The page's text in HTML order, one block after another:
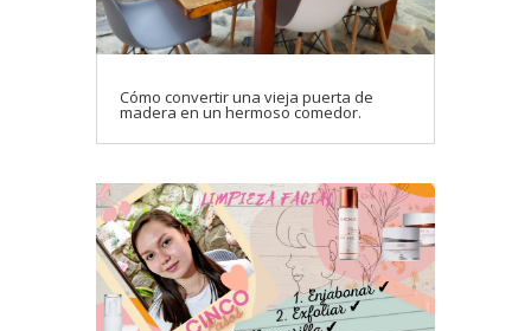
Cómo convertir una vieja puerta de
madera en un hermoso comedor.